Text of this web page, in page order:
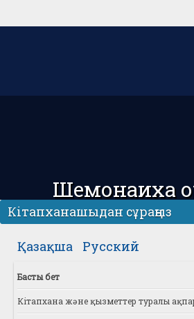
Шемонаиха
аудандық
Кітапханашыдан сұраңыз
Қазақша Русский
Басты бет
Кітапхана және қызметтер туралы